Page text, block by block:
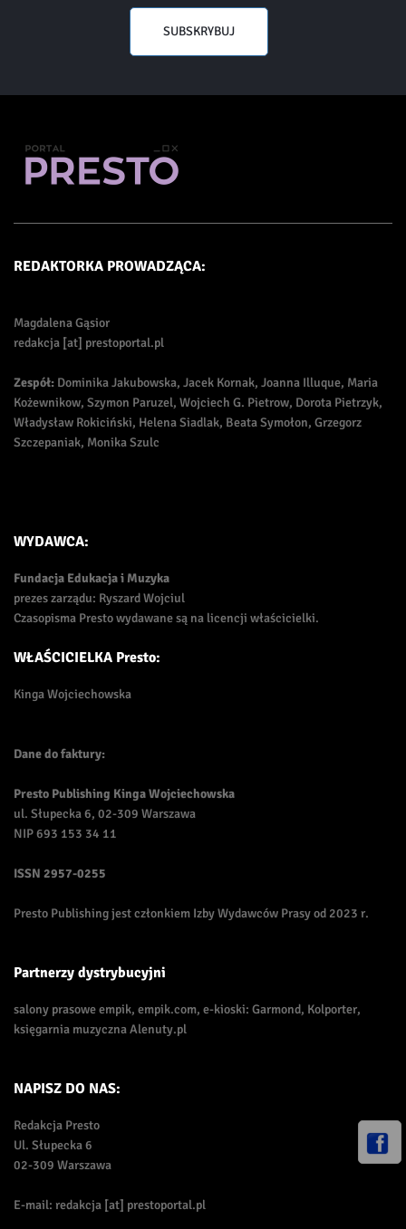
SUBSKRYBUJ
REDAKTORKA PROWADZĄCA:
Magdalena Gąsior
redakcja [at] prestoportal.pl
Zespół: Dominika Jakubowska, Jacek Kornak, Joanna Illuque, Maria
Kożewnikow, Szymon Paruzel, Wojciech G. Pietrow, Dorota Pietrzyk,
Władysław Rokiciński, Helena Siadlak, Beata Symołon, Grzegorz
Szczepaniak, Monika Szulc
WYDAWCA:
Fundacja Edukacja i Muzyka
prezes zarządu: Ryszard Wojciul
Czasopisma Presto wydawane są na licencji właścicielki.
WŁAŚCICIELKA Presto:
Kinga Wojciechowska
Dane do faktury:
Presto Publishing Kinga Wojciechowska
ul. Słupecka 6, 02-309 Warszawa
NIP 693 153 34 11
ISSN 2957-0255
Presto Publishing jest członkiem Izby Wydawców Prasy od 2023 r.
Partnerzy dystrybucyjni
salony prasowe empik, empik.com, e-kioski: Garmond, Kolporter,
księgarnia muzyczna Alenuty.pl
NAPISZ DO NAS:
Redakcja Presto
Ul. Słupecka 6
02-309 Warszawa
E-mail: redakcja [at] prestoportal.pl